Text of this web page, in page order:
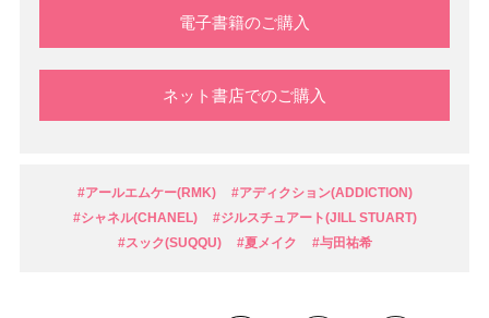
電子書籍のご購入
ネット書店でのご購入
#アールエムケー(RMK)
#アディクション(ADDICTION)
#シャネル(CHANEL)
#ジルスチュアート(JILL STUART)
#スック(SUQQU)
#夏メイク #与田祐希